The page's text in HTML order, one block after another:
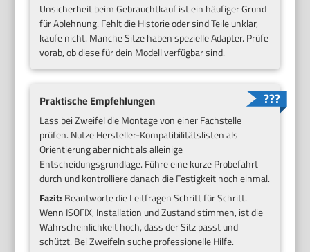
Unsicherheit beim Gebrauchtkauf ist ein häufiger Grund
für Ablehnung. Fehlt die Historie oder sind Teile unklar,
kaufe nicht. Manche Sitze haben spezielle Adapter. Prüfe
vorab, ob diese für dein Modell verfügbar sind.
Praktische Empfehlungen
Lass bei Zweifel die Montage von einer Fachstelle
prüfen. Nutze Hersteller-Kompatibilitätslisten als
Orientierung aber nicht als alleinige
Entscheidungsgrundlage. Führe eine kurze Probefahrt
durch und kontrolliere danach die Festigkeit noch einmal.
Fazit: Beantworte die Leitfragen Schritt für Schritt.
Wenn ISOFIX, Installation und Zustand stimmen, ist die
Wahrscheinlichkeit hoch, dass der Sitz passt und
schützt. Bei Zweifeln suche professionelle Hilfe.